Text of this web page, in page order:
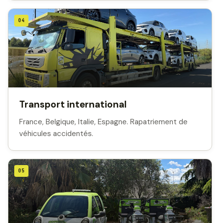
04
Transport international
France, Belgique, Italie, Espagne. Rapatriement de
véhicules accidentés.
05